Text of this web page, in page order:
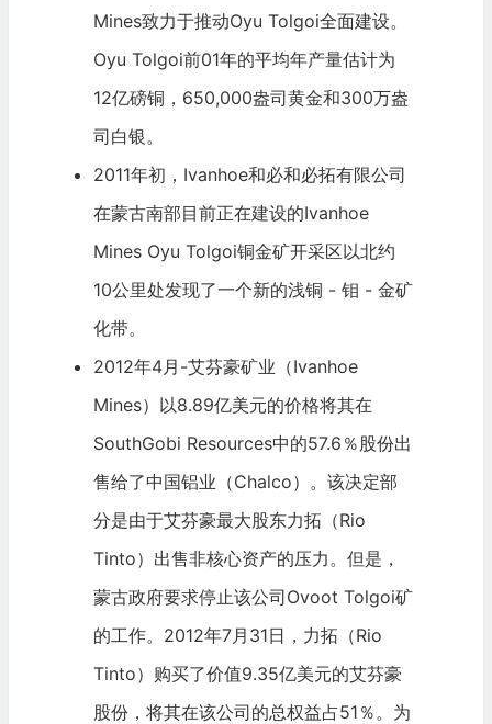
Mines致力于推动Oyu Tolgoi全面建设。
Oyu Tolgoi前01年的平均年产量估计为
12亿磅铜，650,000盎司黄金和300万盎
司白银。
2011年初，Ivanhoe和必和必拓有限公司
在蒙古南部目前正在建设的Ivanhoe
Mines Oyu Tolgoi铜金矿开采区以北约
10公里处发现了一个新的浅铜 - 钼 - 金矿
化带。
2012年4月-艾芬豪矿业（Ivanhoe
Mines）以8.89亿美元的价格将其在
SouthGobi Resources中的57.6％股份出
售给了中国铝业（Chalco）。该决定部
分是由于艾芬豪最大股东力拓（Rio
Tinto）出售非核心资产的压力。但是，
蒙古政府要求停止该公司Ovoot Tolgoi矿
的工作。2012年7月31日，力拓（Rio
Tinto）购买了价值9.35亿美元的艾芬豪
股份，将其在该公司的总权益占51％。为